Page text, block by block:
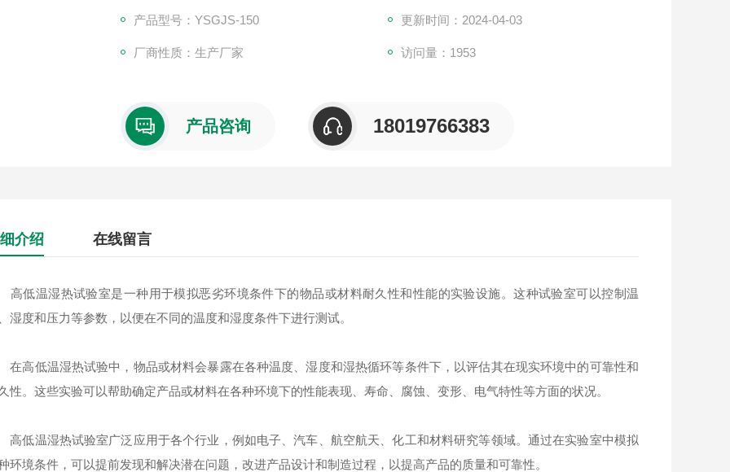
产品型号：YSGJS-150 更新时间：2024-04-03
厂商性质：生产厂家 访问量：1953
产品咨询 18019766383
介绍 在线留言
低温湿热试验室是一种用于模拟恶劣环境条件下的物品或材料耐久性和性能的实验设施。这种试验室可以控制温
湿度和压力等参数，以便在不同的温度和湿度条件下进行测试。
高低温湿热试验中，物品或材料会暴露在各种温度、湿度和湿热循环等条件下，以评估其在现实环境中的可靠性和
性。这些实验可以帮助确定产品或材料在各种环境下的性能表现、寿命、腐蚀、变形、电气特性等方面的状况。
低温湿热试验室广泛应用于各个行业，例如电子、汽车、航空航天、化工和材料研究等领域。通过在实验室中模拟
环境条件，可以提前发现和解决潜在问题，改进产品设计和制造过程，以提高产品的质量和可靠性。